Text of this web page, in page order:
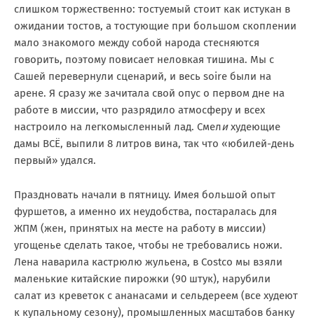
слишком торжественно: тостуемый стоит как истукан в
ожидании тостов, а тостующие при большом скоплении
мало знакомого между собой народа стесняются
говорить, поэтому повисает неловкая тишина. Мы с
Сашей перевернули сценарий, и весь soire были на
арене. Я сразу же зачитала свой опус о первом дне на
работе в миссии, что разрядило атмосферу и всех
настроило на легкомысленный лад. Смелихудеющие
дамы ВСЁ, выпили 8 литров вина, так что «юбилей-день
первый» удался.
Праздновать начали в пятницу. Имея большой опыт
фуршетов, а именно их неудобства, постаралась для
ЖПМ (жен, принятых на месте на работу в миссии)
угощенье сделать такое, чтобы не требовались ножи.
Лена наварила кастрюлю жульена, в Cоstco мы взяли
маленькие китайские пирожки (90 штук), нарубили
салат из креветок с ананасами и сельдереем (все худеют
к купальному сезону), промышленных масштабов банку